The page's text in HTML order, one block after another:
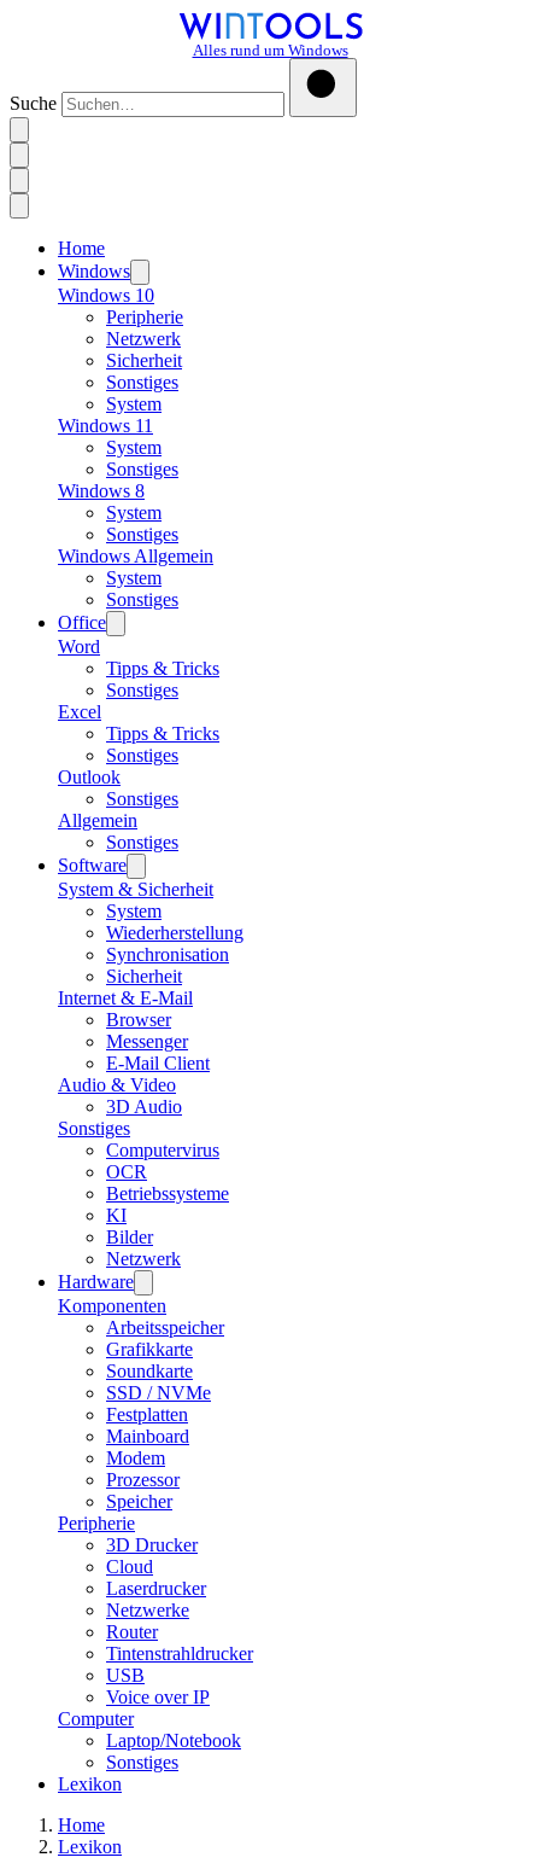
Alles rund um Windows
Suche
Home
Windows
Windows 10
Peripherie
Netzwerk
Sicherheit
Sonstiges
System
Windows 11
System
Sonstiges
Windows 8
System
Sonstiges
Windows Allgemein
System
Sonstiges
Office
Word
Tipps & Tricks
Sonstiges
Excel
Tipps & Tricks
Sonstiges
Outlook
Sonstiges
Allgemein
Sonstiges
Software
System & Sicherheit
System
Wiederherstellung
Synchronisation
Sicherheit
Internet & E-Mail
Browser
Messenger
E-Mail Client
Audio & Video
3D Audio
Sonstiges
Computervirus
OCR
Betriebssysteme
KI
Bilder
Netzwerk
Hardware
Komponenten
Arbeitsspeicher
Grafikkarte
Soundkarte
SSD / NVMe
Festplatten
Mainboard
Modem
Prozessor
Speicher
Peripherie
3D Drucker
Cloud
Laserdrucker
Netzwerke
Router
Tintenstrahldrucker
USB
Voice over IP
Computer
Laptop/Notebook
Sonstiges
Lexikon
Home
Lexikon